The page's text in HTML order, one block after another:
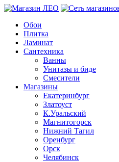
Обои
Плитка
Ламинат
Сантехника
Ванны
Унитазы и биде
Смесители
Магазины
Екатеринбург
Златоуст
К.Уральский
Магнитогорск
Нижний Тагил
Оренбург
Орск
Челябинск